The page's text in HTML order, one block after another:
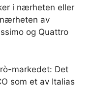
i nærheten eller
av
og Quattro
markedet: Det
som et av Italias